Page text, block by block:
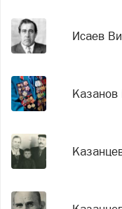
Исаев
Казанов